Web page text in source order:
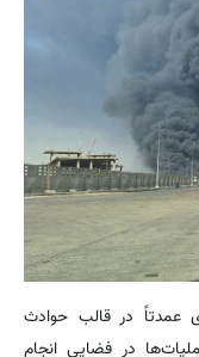
عمدتاً در قالب حوادث
در فضایی انجام